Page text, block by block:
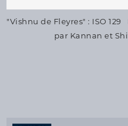
"Vishnu de Fleyres" : ISO
par Kannan et Shiva